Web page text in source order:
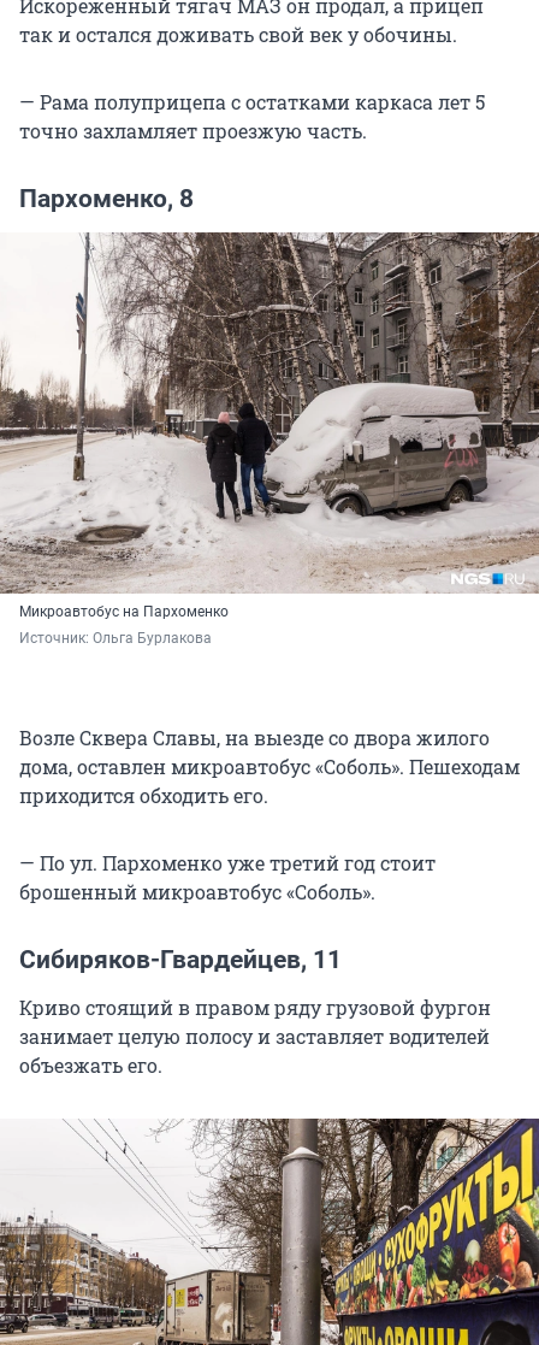
Искореженный тягач МАЗ он продал, а прицеп
так и остался доживать свой век у обочины.
— Рама полуприцепа с остатками каркаса лет 5
точно захламляет проезжую часть.
Пархоменко, 8
Микроавтобус на Пархоменко
Источник: Ольга Бурлакова
Возле Сквера Славы, на выезде со двора жилого
дома, оставлен микроавтобус «Соболь». Пешеходам
приходится обходить его.
— По ул. Пархоменко уже третий год стоит
брошенный микроавтобус «Соболь».
Сибиряков-Гвардейцев, 11
Криво стоящий в правом ряду грузовой фургон
занимает целую полосу и заставляет водителей
объезжать его.